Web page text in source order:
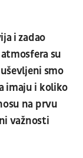
i zadao
su
smo
imaju i koliko
na prvu
važnosti